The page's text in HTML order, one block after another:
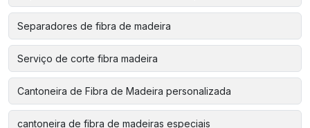
Separadores de fibra de madeira
Serviço de corte fibra madeira
Cantoneira de Fibra de Madeira personalizada
cantoneira de fibra de madeiras especiais